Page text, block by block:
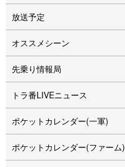
放送予定
オススメシーン
先乗り情報局
トラ番LIVEニュース
ポケットカレンダー(一軍)
ポケットカレンダー(ファーム)